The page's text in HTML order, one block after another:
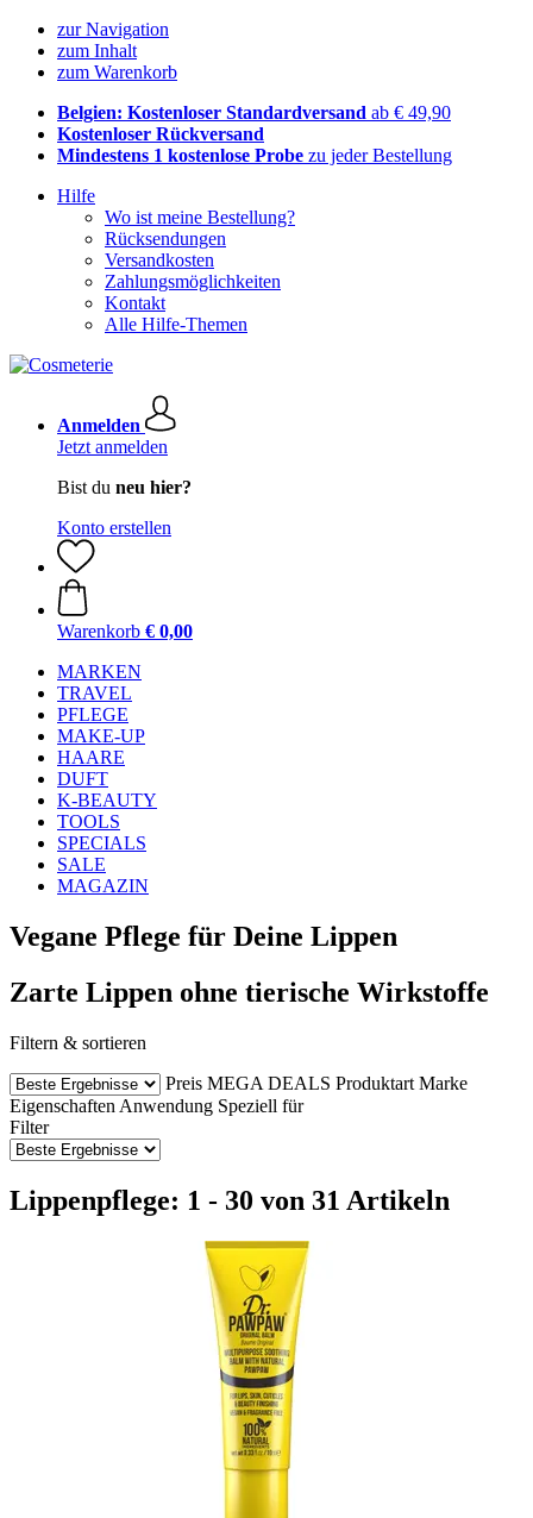
zur Navigation
zum Inhalt
zum Warenkorb
Belgien: Kostenloser Standardversand ab € 49,90
Kostenloser Rückversand
Mindestens 1 kostenlose Probe zu jeder Bestellung
Hilfe
Wo ist meine Bestellung?
Rücksendungen
Versandkosten
Zahlungsmöglichkeiten
Kontakt
Alle Hilfe-Themen
Anmelden
Jetzt anmelden
Bist du neu hier?
Konto erstellen
Warenkorb € 0,00
MARKEN
TRAVEL
PFLEGE
MAKE-UP
HAARE
DUFT
K-BEAUTY
TOOLS
SPECIALS
SALE
MAGAZIN
Vegane Pflege für Deine Lippen
Zarte Lippen ohne tierische Wirkstoffe
Filtern & sortieren
Preis MEGA DEALS Produktart Marke
Eigenschaften Anwendung Speziell für
Filter
Lippenpflege: 1 - 30 von 31 Artikeln